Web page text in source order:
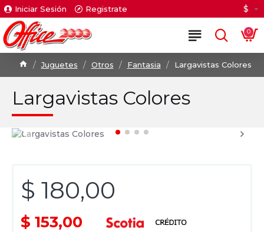
Iniciar Sesión Registrate $
0
Juguetes Otros Fantasia Largavistas Colores
Largavistas Colores
$ 180,00
$ 153,00